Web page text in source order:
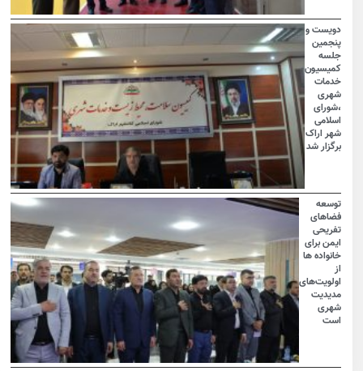
دویست و
پنجمین
جلسه
کمیسیون
خدمات
شهری
،شورای
اسلامی
شهر اراک
برگزار شد
توسعه
فضاهای
تفریحی
ایمن برای
خانواده ها
اولویت‌های
مدیدیت
شهری
است